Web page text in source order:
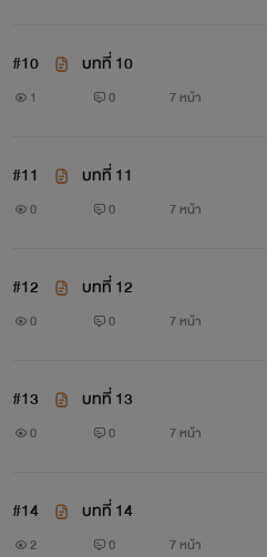
#10 บทที่ 10
1 0 7 หน้า
#11 บทที่ 11
0 0 7 หน้า
#12 บทที่ 12
0 0 7 หน้า
#13 บทที่ 13
0 0 7 หน้า
#14 บทที่ 14
2 0 7 หน้า